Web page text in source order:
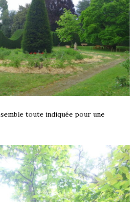
semble toute indiquée pour une